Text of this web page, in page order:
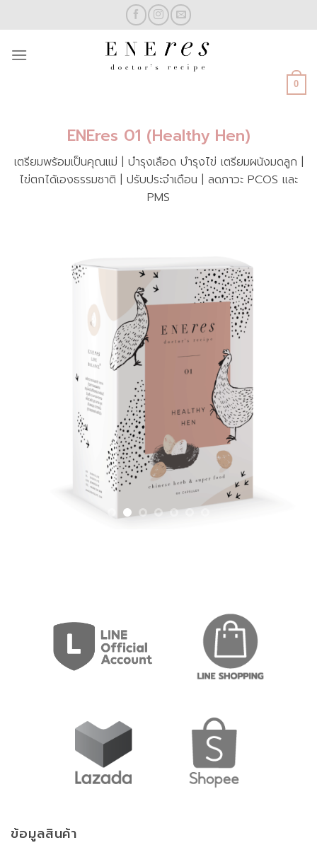
to
0
ENEres 01 (Healthy Hen)
เตรียมพร้อมเป็นคุณแม่ | บำรุงเลือด บำรุงไข่ เตรียมผนังมดลูก |
ไข่ตกได้เองธรรมชาติ | ปรับประจำเดือน | ลดภาวะ PCOS และ
PMS
ข้อมูลสินค้า